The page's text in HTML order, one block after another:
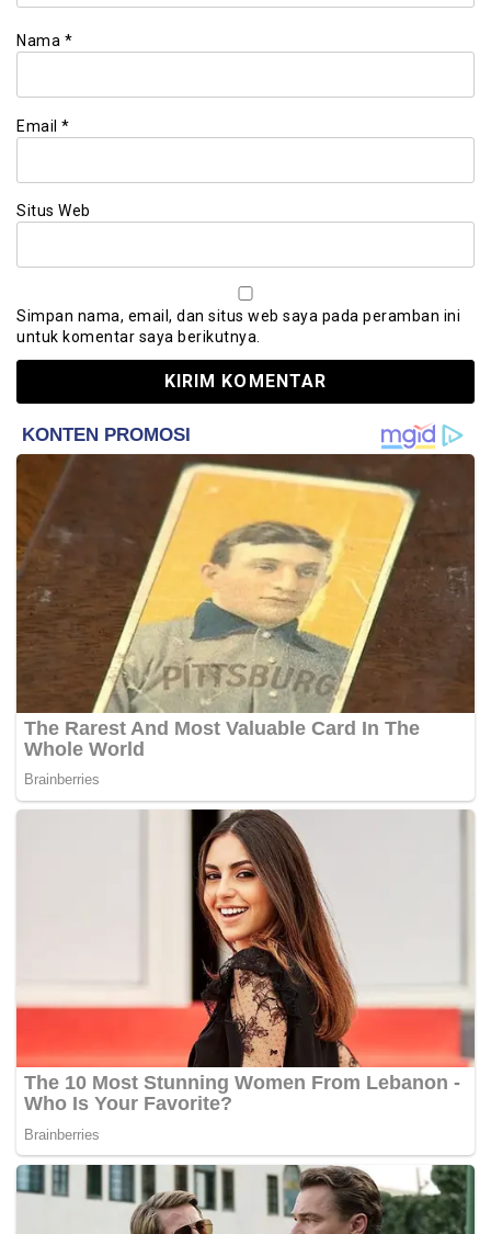
Nama *
Email *
Situs Web
Simpan nama, email, dan situs web saya pada peramban ini
untuk komentar saya berikutnya.